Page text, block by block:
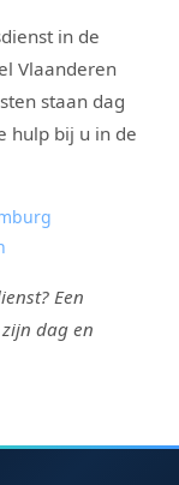
in de
Vlaanderen
staan dag
hulp bij u in de
Een
dag en